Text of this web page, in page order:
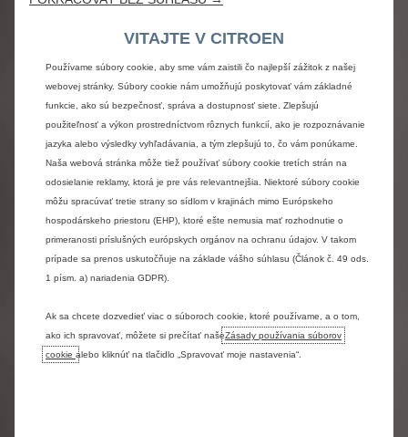
Tlmiče pruženia s progresívnymi hydraulickými
dorazmi
BEZPEČNOSŤ
Zadný parkovací asistent
Asistent rozjazdu do kopca
Hlavové airbagy pre prvý a druhý rad sedadiel
Systém detekcie únavy a pozornosti vodiča s
kamerou
Bezpečnostné úchyty ISOFIX
Nepriama detekcia podhustenia pneumatík
Pack Bezpečnosť
Bezpečnostné pásy vpredu s pyrotechnickým
VITAJTE V CITROEN
Používame súbory cookie, aby sme vám zaistili čo najlepší zážitok z našej
webovej stránky. Súbory cookie nám umožňujú poskytovať vám základné
funkcie, ako sú bezpečnosť, správa a dostupnosť siete. Zlepšujú
použiteľnosť a výkon prostredníctvom rôznych funkcií, ako je rozpoznávanie
jazyka alebo výsledky vyhľadávania, a tým zlepšujú to, čo vám ponúkame.
Naša webová stránka môže tiež používať súbory cookie tretích strán na
odosielanie reklamy, ktorá je pre vás relevantnejšia. Niektoré súbory cookie
môžu spracúvať tretie strany so sídlom v krajinách mimo Európskeho
hospodárskeho priestoru (EHP), ktoré ešte nemusia mať rozhodnutie o
primeranosti príslušných európskych orgánov na ochranu údajov. V takom
prípade sa prenos uskutočňuje na základe vášho súhlasu (Článok č. 49 ods.
1 písm. a) nariadenia GDPR).
Ak sa chcete dozvedieť viac o súboroch cookie, ktoré používame, a o tom,
ako ich spravovať, môžete si prečítať našeZásady používania súborov
cookie alebo kliknúť na tlačidlo „Spravovať moje nastavenia“.